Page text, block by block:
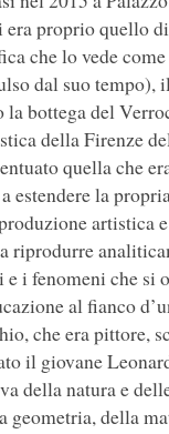
proprio quello
che lo vede
dal suo tempo),
la bottega del
della Firenze
quella che
estendere la
artistica
riprodurre
e i fenomeni che si
al fianco
che era pittore,
il giovane
della natura e
geometria, della